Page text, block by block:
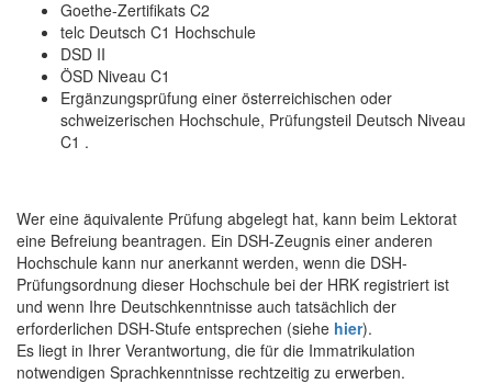
Goethe-Zertifikats C2
telc Deutsch C1 Hochschule
DSD II
ÖSD Niveau C1
Ergänzungsprüfung einer österreichischen oder
schweizerischen Hochschule, Prüfungsteil Deutsch Niveau
C1 .
Wer eine äquivalente Prüfung abgelegt hat, kann beim Lektorat
eine Befreiung beantragen. Ein DSH-Zeugnis einer anderen
Hochschule kann nur anerkannt werden, wenn die DSH-
Prüfungsordnung dieser Hochschule bei der HRK registriert ist
und wenn Ihre Deutschkenntnisse auch tatsächlich der
erforderlichen DSH-Stufe entsprechen (siehe hier).
Es liegt in Ihrer Verantwortung, die für die Immatrikulation
notwendigen Sprachkenntnisse rechtzeitig zu erwerben.